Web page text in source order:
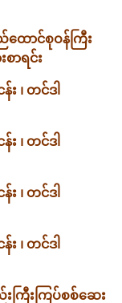
ထောင်စုဝန်ကြီး
စာရင်း
၊ တင်ဒါ
၊ တင်ဒါ
၊ တင်ဒါ
၊ တင်ဒါ
းကြီးကြပ်စစ်ဆေး